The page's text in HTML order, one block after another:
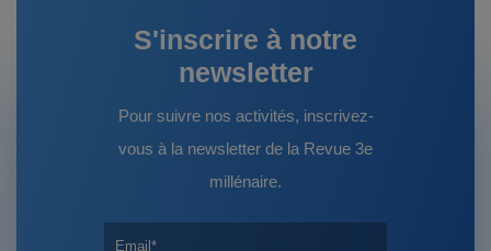
S'inscrire à notre
newsletter
Pour suivre nos activités, inscrivez-
vous à la newsletter de la Revue 3e
millénaire.